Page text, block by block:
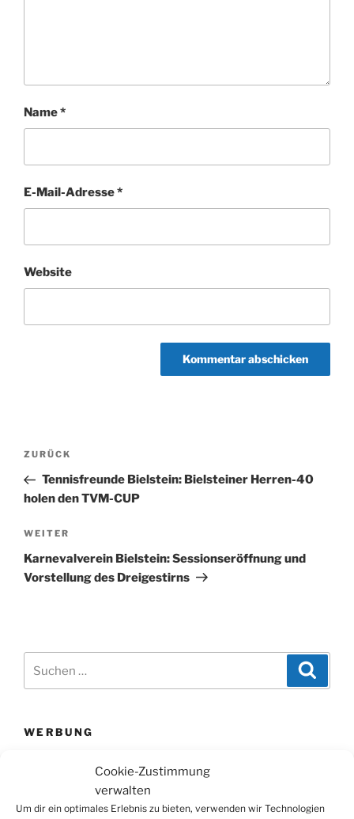
Cookie-Zustimmung
verwalten
Um dir ein optimales Erlebnis zu bieten, verwenden wir Technologien
Name*
E-Mail-Adresse*
Website
Beitragsnavigation
Vorheriger
Beitrag
ZURÜCK
Tennisfreunde Bielstein: Bielsteiner Herren-40
holen den TVM-CUP
Nächster
Beitrag
WEITER
Karnevalverein Bielstein: Sessionseröffnung und
Vorstellung des Dreigestirns
WERBUNG